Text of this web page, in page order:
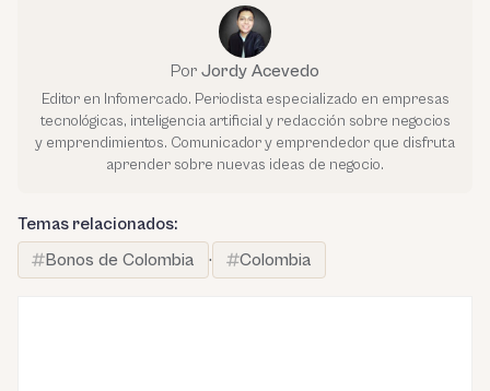
Por Jordy Acevedo
Editor en Infomercado. Periodista especializado en empresas
tecnológicas, inteligencia artificial y redacción sobre negocios
y emprendimientos. Comunicador y emprendedor que disfruta
aprender sobre nuevas ideas de negocio.
Temas relacionados:
Bonos de Colombia
· Colombia